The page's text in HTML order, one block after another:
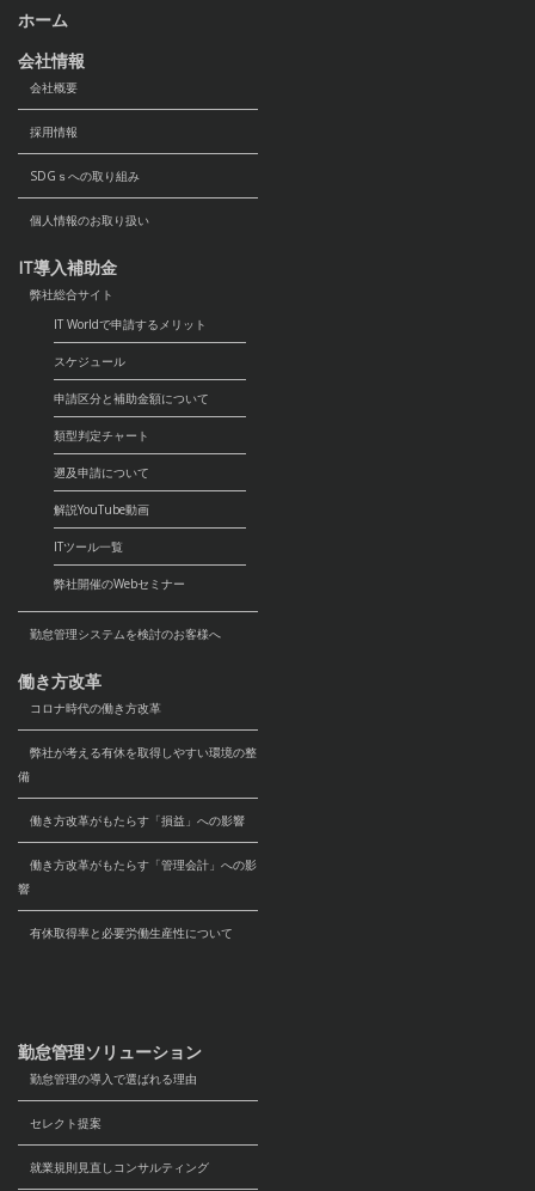
ホーム
会社情報
会社概要
採用情報
SDGｓへの取り組み
個人情報のお取り扱い
IT導入補助金
弊社総合サイト
IT Worldで申請するメリット
スケジュール
申請区分と補助金額について
類型判定チャート
遡及申請について
解説YouTube動画
ITツール一覧
弊社開催のWebセミナー
勤怠管理システムを検討のお客様へ
働き方改革
コロナ時代の働き方改革
弊社が考える有休を取得しやすい環境の整
備
働き方改革がもたらす「損益」への影響
働き方改革がもたらす「管理会計」への影
響
有休取得率と必要労働生産性について
勤怠管理ソリューション
勤怠管理の導入で選ばれる理由
セレクト提案
就業規則見直しコンサルティング